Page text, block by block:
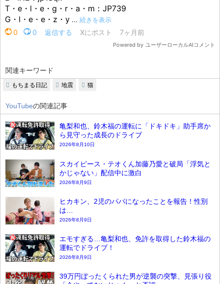
関連キーワード
もちまる日記 地震 猫
YouTubeの関連記事
亀梨和也、鈴木福の運転に「ドキドキ」助手席か
ら見守った成長のドライブ
2026年8月10日
スカイピース・テオくん加藤乃愛と破局「浮気と
かじゃない」配信中に激白
2026年8月9日
ヒカキン、2児のパパになったことを報告！性別
は…
2026年8月9日
エモすぎる…亀梨和也、免許を取得した鈴木福の
運転でドライブ！
2026年8月9日
39万円ぼったくられた男が逆襲の突撃、見張り役